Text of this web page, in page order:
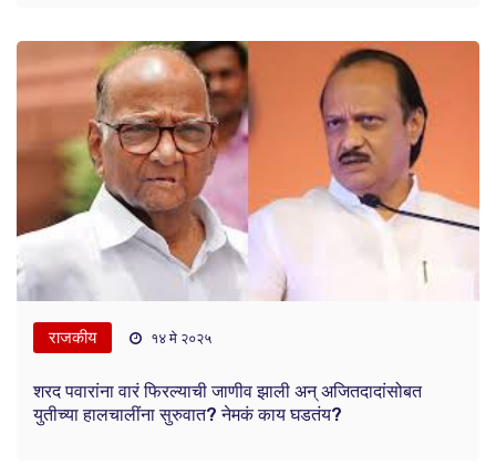
राजकीय १४ मे २०२५
शरद पवारांना वारं फिरल्याची जाणीव झाली अन् अजितदादांसोबत
युतीच्या हालचालींना सुरुवात? नेमकं काय घडतंय?